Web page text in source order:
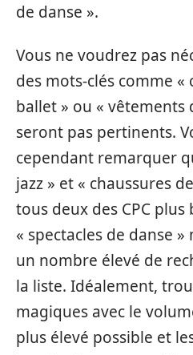
de danse ».
Vous ne voudrez pas
des mots-clés comme «
ballet » ou « vêtements
seront pas pertinents.
cependant remarquer
jazz » et « chaussures
tous deux des CPC plus
« spectacles de danse
un nombre élevé de
la liste. Idéalement,
magiques avec le
plus élevé possible et